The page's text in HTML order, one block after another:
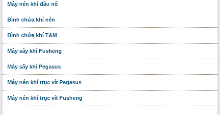
Máy nén khí đầu nổ
Bình chứa khí nén
Bình chứa khí T&M
Máy sấy khí Fusheng
Máy sấy khí Pegasus
Máy nén khí trục vít Pegasus
Máy nén khí trục vít Fusheng